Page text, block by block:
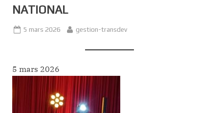
NATIONAL
Posted
5 mars 2026 By
gestion-transdev
5 mars 2026